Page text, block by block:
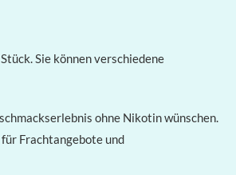
Sie können verschiedene
ohne Nikotin wünschen.
für Frachtangebote und